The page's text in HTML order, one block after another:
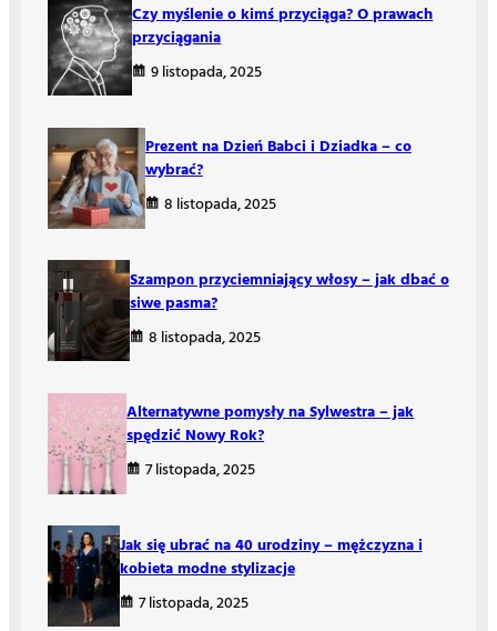
Czy myślenie o kimś przyciąga? O prawach
przyciągania
9 listopada, 2025
Prezent na Dzień Babci i Dziadka – co
wybrać?
8 listopada, 2025
Szampon przyciemniający włosy – jak dbać o
siwe pasma?
8 listopada, 2025
Alternatywne pomysły na Sylwestra – jak
spędzić Nowy Rok?
7 listopada, 2025
Jak się ubrać na 40 urodziny – mężczyzna i
kobieta modne stylizacje
7 listopada, 2025